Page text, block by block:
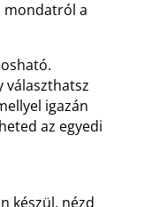
mondatról a
választhatsz
igazán
az egyedi
készül, nézd